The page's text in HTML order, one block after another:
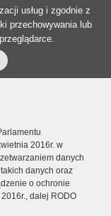
usług i zgodnie z
przechowywania lub
2016r. w
danych
danych oraz
o ochronie
dalej RODO